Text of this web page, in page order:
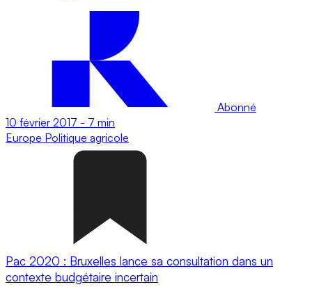
Abonné
10 février 2017 - 7 min
Europe Politique agricole
Pac 2020 : Bruxelles lance sa consultation dans un
contexte budgétaire incertain